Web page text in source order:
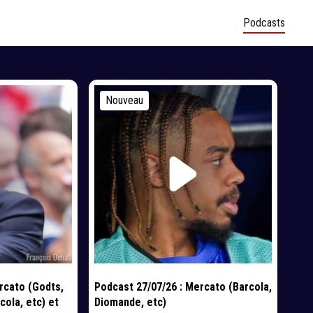
Podcasts
(Godts,
etc) et
Nouveau
Podcast 27/07/26 : Mercato (Barcola,
Diomande, etc)